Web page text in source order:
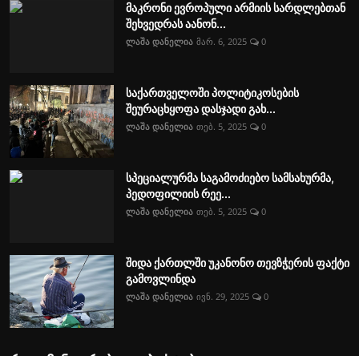
მაკრონი ევროპული არმიის სარდლებთან
შეხვედრას აანონ...
ლაშა დანელია მარ. 6, 2025 0
საქართველოში პოლიტიკოსების
შეურაცხყოფა დასჯადი გახ...
ლაშა დანელია თებ. 5, 2025 0
სპეციალურმა საგამოძიებო სამსახურმა,
პედოფილიის რეე...
ლაშა დანელია თებ. 5, 2025 0
შიდა ქართლში უკანონო თევზჭერის ფაქტი
გამოვლინდა
ლაშა დანელია ივნ. 29, 2025 0